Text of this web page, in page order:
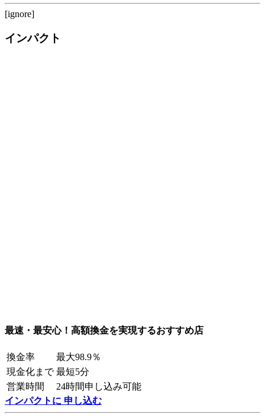
[ignore]
インパクト
最速・最安心！高額換金を実現するおすすめ店
換金率
最大98.9％
現金化まで 最短5分
営業時間
24時間申し込み可能
インパクトに 申し込む